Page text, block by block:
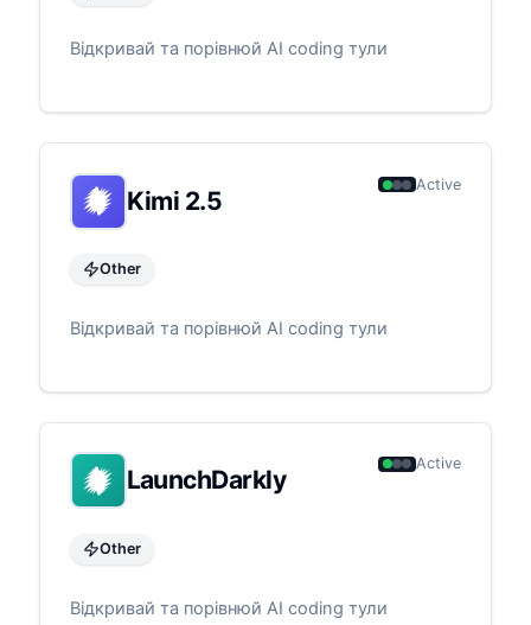
Відкривай та порівнюй AI coding тули
Kimi 2.5
Active
Other
Відкривай та порівнюй AI coding тули
LaunchDarkly
Active
Other
Відкривай та порівнюй AI coding тули